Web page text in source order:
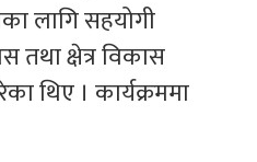
लागि सहयोगी
तथा क्षेत्र विकास
थिए । कार्यक्रममा